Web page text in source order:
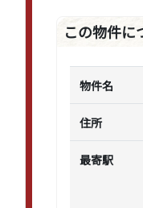
この物件に
物件名
住所
最寄駅